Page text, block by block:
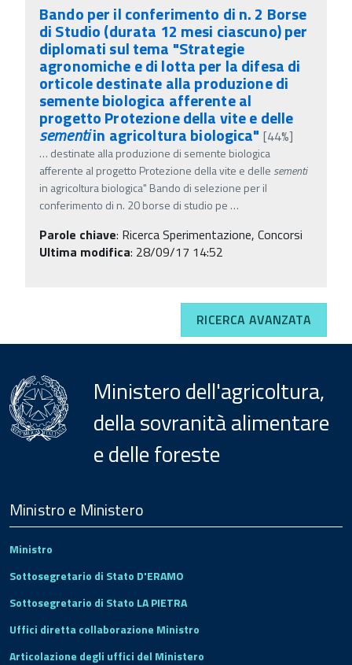
Bando per il conferimento di n. 2 Borse
di Studio (durata 12 mesi ciascuno) per
diplomati sul tema "Strategie
agronomiche e di lotta per la difesa di
orticole destinate alla produzione di
semente biologica afferente al
progetto Protezione della vite e delle
sementiin agricoltura biologica" [44%]
… destinate alla produzione di semente biologica
afferente al progetto Protezione della vite e delle sementi
in agricoltura biologica" Bando di selezione per il
conferimento di n. 20 borse di studio pe …
Parole chiave: Ricerca Sperimentazione, Concorsi
Ultima modifica: 28/09/17 14:52
RICERCA AVANZATA
Ministero dell'agricoltura,
della sovranità alimentare
e delle foreste
Footer
Ministro e Ministero
Ministro
Sottosegretario di Stato D'ERAMO
Sottosegretario di Stato LA PIETRA
Uffici diretta collaborazione Ministro
Articolazione degli uffici del Ministero